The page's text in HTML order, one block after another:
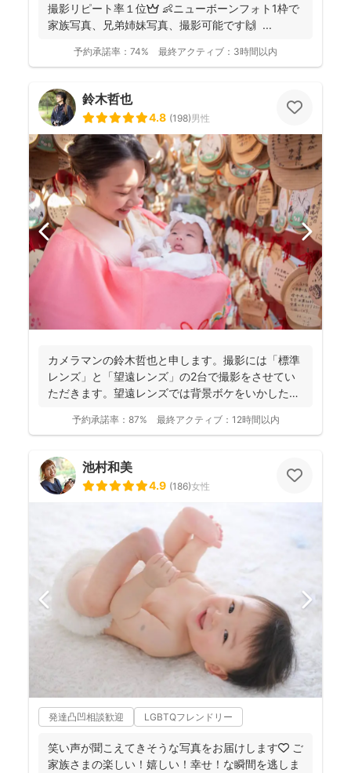
撮影リピート率１位👑 👶ニューボーンフォト1枠で
家族写真、兄弟姉妹写真、撮影可能です🙌 ...
予約承諾率： 74% 最終アクティブ： 3時間以内
鈴木哲也
4.8 (198)男性
カメラマンの鈴木哲也と申します。撮影には「標準
レンズ」と「望遠レンズ」の2台で撮影をさせてい
ただきます。望遠レンズでは背景ボケをいかしたお
予約承諾率： 87% 最終アクティブ： 12時間以内
池村和美
4.9 (186)女性
発達凸凹相談歓迎 LGBTQフレンドリー
笑い声が聞こえてきそうな写真をお届けします🧡 ご
家族さまの楽しい！嬉しい！幸せ！な瞬間を逃しま